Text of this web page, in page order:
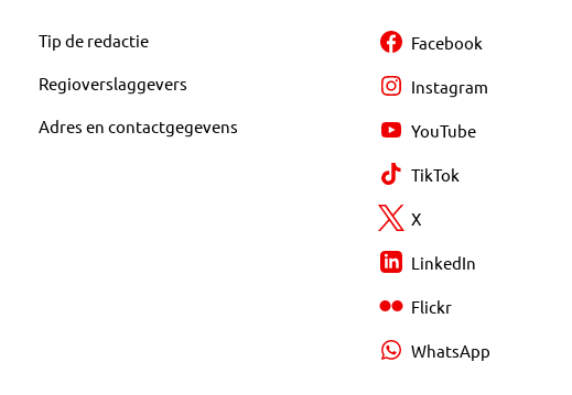
Tip de redactie
Regioverslaggevers
Adres en contactgegevens
Facebook
Instagram
YouTube
TikTok
X
LinkedIn
Flickr
WhatsApp